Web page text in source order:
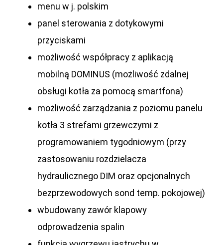
menu w j. polskim
panel sterowania z dotykowymi
przyciskami
możliwość współpracy z aplikacją
mobilną DOMINUS (możliwość zdalnej
obsługi kotła za pomocą smartfona)
możliwość zarządzania z poziomu panelu
kotła 3 strefami grzewczymi z
programowaniem tygodniowym (przy
zastosowaniu rozdzielacza
hydraulicznego DIM oraz opcjonalnych
bezprzewodowych sond temp. pokojowej)
wbudowany zawór klapowy
odprowadzenia spalin